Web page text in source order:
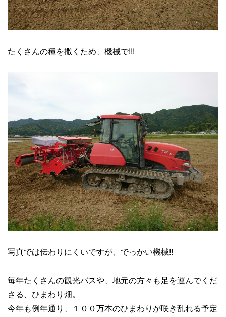
たくさんの種を撒くため、機械で!!!
写真では伝わりにくいですが、でっかい機械!!
毎年たくさんの観光バスや、地元の方々も足を運んでくだ
さる、ひまわり畑。
今年も例年通り、１００万本のひまわりが咲き乱れる予定